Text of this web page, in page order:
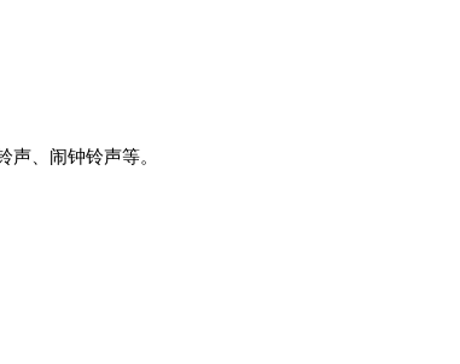
、闹钟铃声等。